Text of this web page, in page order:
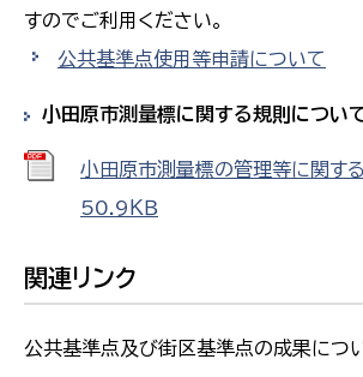
すのでご利用ください。
公共基準点使用等申請について
小田原市測量標に関する規則につい
小田原市測量標の管理等に関す
50.9ＫＢ
関連リンク
公共基準点及び街区基準点の成果につ